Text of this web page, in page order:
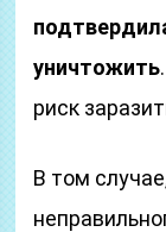
уничтожить
риск
В том